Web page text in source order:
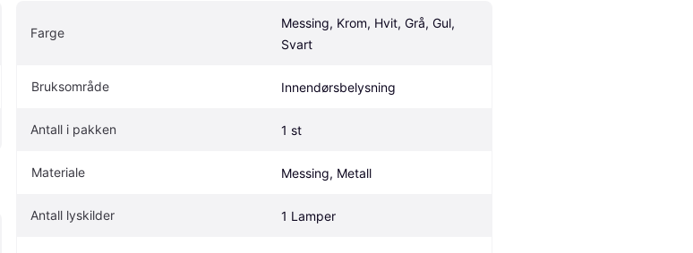
Farge
Messing, Krom, Hvit, Grå, Gul,
Svart
Bruksområde Innendørsbelysning
Antall i pakken 1 st
Materiale Messing, Metall
Antall lyskilder 1 Lamper